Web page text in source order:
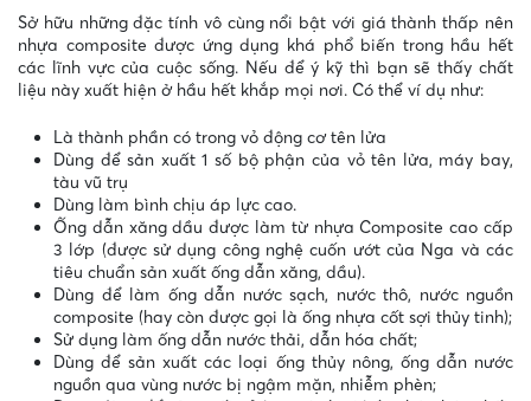
Sở hữu những đặc tính vô cùng nổi bật với giá thành thấp nên
nhựa composite được ứng dụng khá phổ biến trong hầu hết
các lĩnh vực của cuộc sống. Nếu để ý kỹ thì bạn sẽ thấy chất
liệu này xuất hiện ở hầu hết khắp mọi nơi. Có thể ví dụ như:
Là thành phần có trong vỏ động cơ tên lửa
Dùng để sản xuất 1 số bộ phận của vỏ tên lửa, máy bay,
tàu vũ trụ
Dùng làm bình chịu áp lực cao.
Ống dẫn xăng dầu được làm từ nhựa Composite cao cấp
3 lớp (được sử dụng công nghệ cuốn ướt của Nga và các
tiêu chuẩn sản xuất ống dẫn xăng, dầu).
Dùng để làm ống dẫn nước sạch, nước thô, nước nguồn
composite (hay còn được gọi là ống nhựa cốt sợi thủy tinh);
Sử dụng làm ống dẫn nước thải, dẫn hóa chất;
Dùng để sản xuất các loại ống thủy nông, ống dẫn nước
nguồn qua vùng nước bị ngậm mặn, nhiễm phèn;